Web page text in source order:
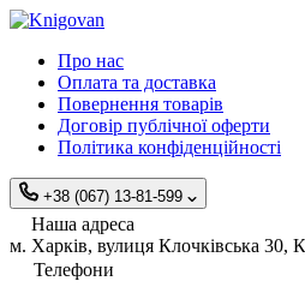
Про нас
Оплата та доставка
Повернення товарів
Договір публічної оферти
Політика конфіденційності
+38 (067) 13-81-599
Наша адреса
м. Харків, вулиця Клочківська 30,
Телефони